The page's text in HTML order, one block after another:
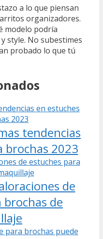
a lo que piensan
organizadores.
modelo podría
style. No subestimes
probado lo que tú
tendencias
brochas 2023
de
brochas de